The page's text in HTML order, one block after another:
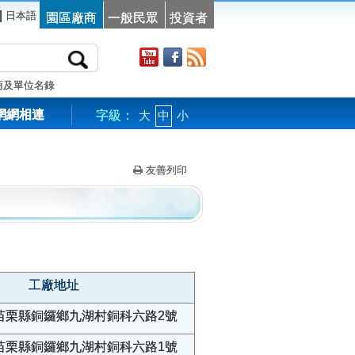
日本語 園區廠商 一般民眾 投資者
及單位名錄
網相連 字級： 大 中 小
友善列印
工廠地址
栗縣銅鑼鄉九湖村銅科六路2號
栗縣銅鑼鄉九湖村銅科六路1號